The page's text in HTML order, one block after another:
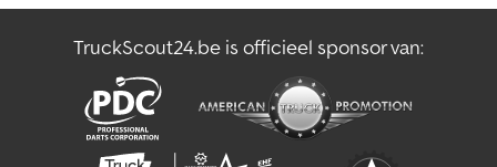
TruckScout24.be is officieel sponsor van: